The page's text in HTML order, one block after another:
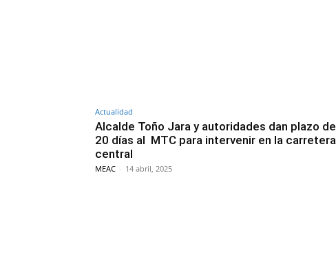
Actualidad
Alcalde Toño Jara y autoridades dan plazo de
20 días al MTC para intervenir en la carretera
central
MEAC - 14 abril, 2025